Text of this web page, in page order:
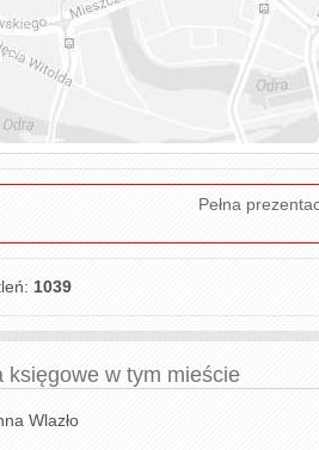
Pełna
1039
księgowe w tym mieście
Wlazło